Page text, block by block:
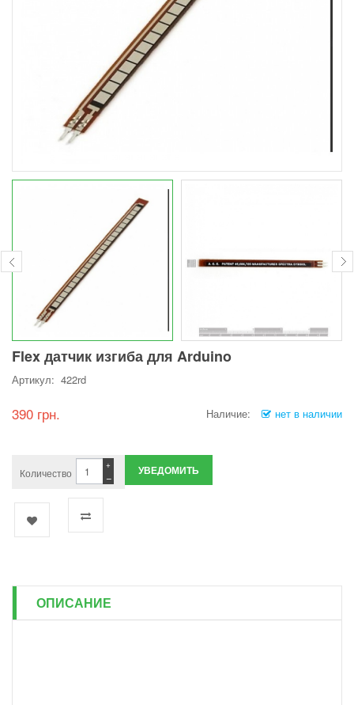
Flex датчик изгиба для Arduino
Артикул: 422rd
390 грн. Наличие: нет в наличии
Количество −
+ УВЕДОМИТЬ
ОПИСАНИЕ